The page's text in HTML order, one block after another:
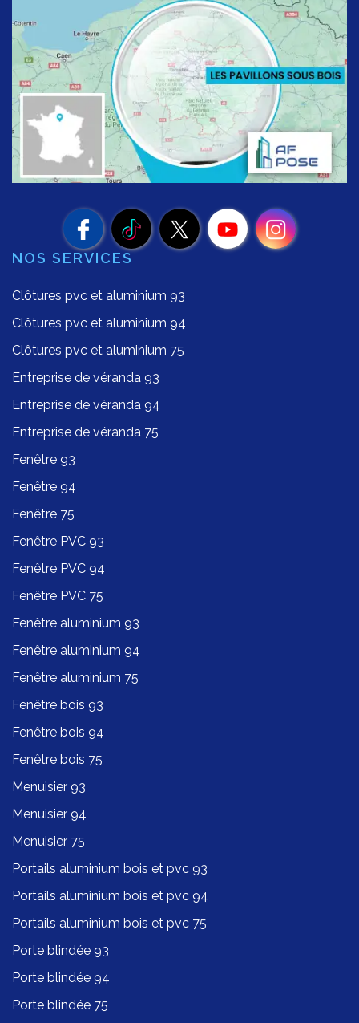
NOS SERVICES
Clôtures pvc et aluminium 93
Clôtures pvc et aluminium 94
Clôtures pvc et aluminium 75
Entreprise de véranda 93
Entreprise de véranda 94
Entreprise de véranda 75
Fenêtre 93
Fenêtre 94
Fenêtre 75
Fenêtre PVC 93
Fenêtre PVC 94
Fenêtre PVC 75
Fenêtre aluminium 93
Fenêtre aluminium 94
Fenêtre aluminium 75
Fenêtre bois 93
Fenêtre bois 94
Fenêtre bois 75
Menuisier 93
Menuisier 94
Menuisier 75
Portails aluminium bois et pvc 93
Portails aluminium bois et pvc 94
Portails aluminium bois et pvc 75
Porte blindée 93
Porte blindée 94
Porte blindée 75